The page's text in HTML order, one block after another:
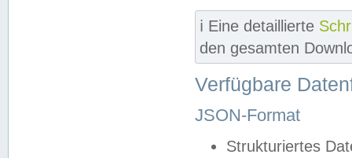
ℹ️ Eine detaillierte
den gesamten
Verfügbare
JSON-Format
Strukturiertes